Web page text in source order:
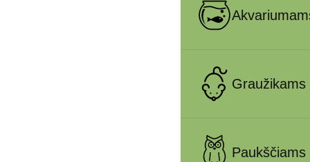
Graužikams
Paukščiams